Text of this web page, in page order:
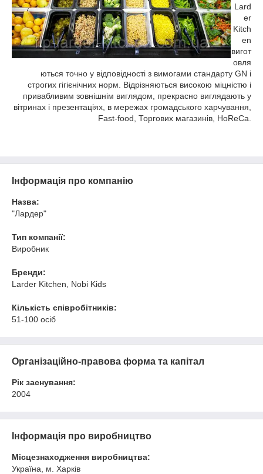
Lard
er
Kitch
en
вигот
овля
ються точно у відповідності з вимогами стандарту GN і
строгих гігієнічних норм. Відрізняються високою міцністю і
привабливим зовнішнім виглядом, прекрасно виглядають у
вітринах і презентаціях, в мережах громадського харчування,
Fast-food, Торгових магазинів, HoReCa.
Інформація про компанію
Назва:
"Лардер"
Тип компанії:
Виробник
Бренди:
Larder Kitchen, Nobi Kids
Кількість співробітників:
51-100 осіб
Організаційно-правова форма та капітал
Рік заснування:
2004
Інформація про виробництво
Місцезнаходження виробництва:
Україна, м. Харків